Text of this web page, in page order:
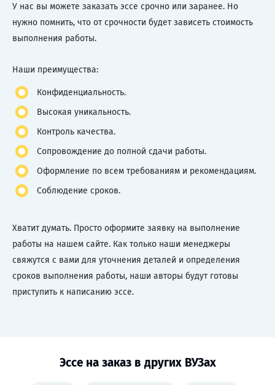
У нас вы можете заказать эссе срочно или заранее. Но
нужно помнить, что от срочности будет зависеть стоимость
выполнения работы.
Наши преимущества:
Конфиденциальность.
Высокая уникальность.
Контроль качества.
Сопровождение до полной сдачи работы.
Оформление по всем требованиям и рекомендациям.
Соблюдение сроков.
Хватит думать. Просто оформите заявку на выполнение
работы на нашем сайте. Как только наши менеджеры
свяжутся с вами для уточнения деталей и определения
сроков выполнения работы, наши авторы будут готовы
приступить к написанию эссе.
Эссе на заказ в других ВУЗах